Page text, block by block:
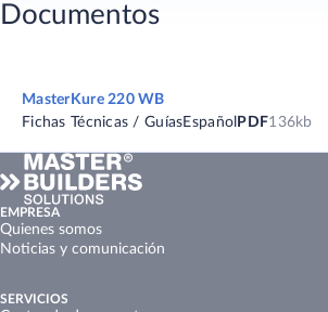
Documentos
MasterKure 220 WB
Fichas Técnicas / GuíasEspañol PDF136kb
EMPRESA
Quienes somos
Noticias y comunicación
SERVICIOS